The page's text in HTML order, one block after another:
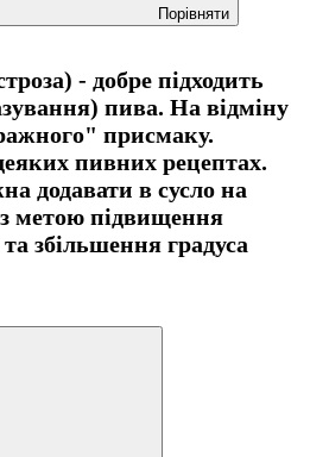
Порівняти
- добре підходить
пива. На відміну
присмаку.
пивних рецептах.
додавати в сусло на
метою підвищення
збільшення градуса